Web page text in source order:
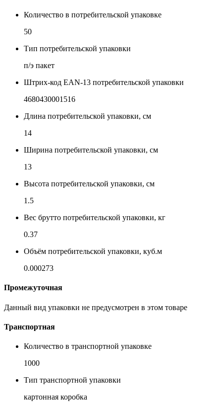
Количество в потребительской упаковке
50
Тип потребительской упаковки
п/э пакет
Штрих-код EAN-13 потребительской упаковки
4680430001516
Длина потребительской упаковки, см
14
Ширина потребительской упаковки, см
13
Высота потребительской упаковки, см
1.5
Вес брутто потребительской упаковки, кг
0.37
Объём потребительской упаковки, куб.м
0.000273
Промежуточная
Данный вид упаковки не предусмотрен в этом товаре
Транспортная
Количество в транспортной упаковке
1000
Тип транспортной упаковки
картонная коробка